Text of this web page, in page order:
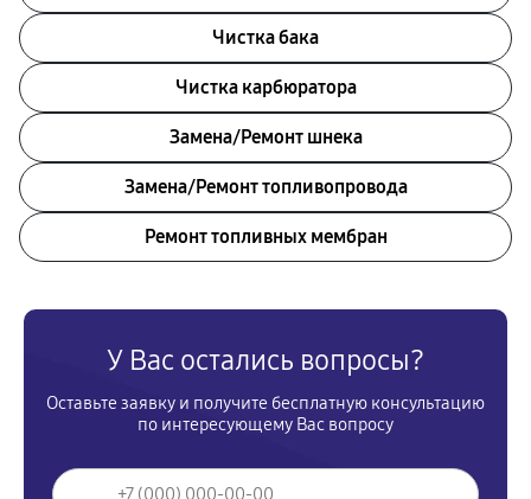
Чистка бака
Чистка карбюратора
Замена/Pемонт шнека
Замена/Pемонт топливопровода
Ремонт топливных мембран
У Вас остались вопросы?
Оставьте заявку и получите бесплатную консультацию
по интересующему Вас вопросу